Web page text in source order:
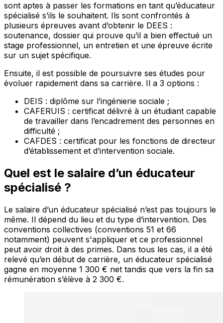
sont aptes à passer les formations en tant qu’éducateur
spécialisé s’ils le souhaitent. Ils sont confrontés à
plusieurs épreuves avant d’obtenir le DEES :
soutenance, dossier qui prouve qu’il a bien effectué un
stage professionnel, un entretien et une épreuve écrite
sur un sujet spécifique.
Ensuite, il est possible de poursuivre ses études pour
évoluer rapidement dans sa carrière. Il a 3 options :
DEIS : diplôme sur l’ingénierie sociale ;
CAFERUIS : certificat délivré à un étudiant capable
de travailler dans l’encadrement des personnes en
difficulté ;
CAFDES : certificat pour les fonctions de directeur
d’établissement et d’intervention sociale.
Quel est le salaire d’un éducateur
spécialisé ?
Le salaire d’un éducateur spécialisé n’est pas toujours le
même. Il dépend du lieu et du type d’intervention. Des
conventions collectives (conventions 51 et 66
notamment) peuvent s'appliquer et ce professionnel
peut avoir droit à des primes. Dans tous les cas, il a été
relevé qu’en début de carrière, un éducateur spécialisé
gagne en moyenne 1 300 € net tandis que vers la fin sa
rémunération s’élève à 2 300 €.